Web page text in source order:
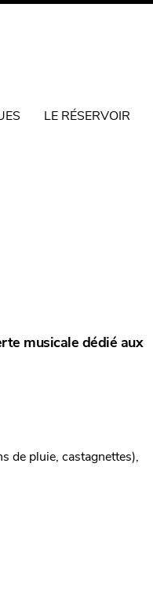
LE RÉSERVOIR
musicale dédié aux
de pluie, castagnettes),